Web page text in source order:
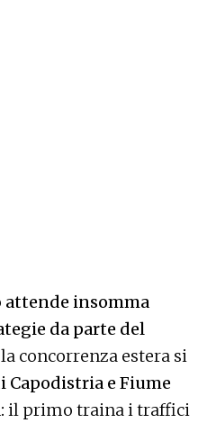
attende insomma
da parte del
concorrenza estera si
Capodistria e Fiume
il primo traina i traffici